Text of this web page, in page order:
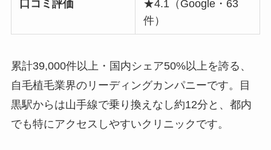
口コミ評価
★4.1（Google・63
件）
累計39,000件以上・国内シェア50%以上を誇る、
自毛植毛業界のリーディングカンパニーです。目
黒駅からは山手線で乗り換えなし約12分と、都内
でも特にアクセスしやすいクリニックです。